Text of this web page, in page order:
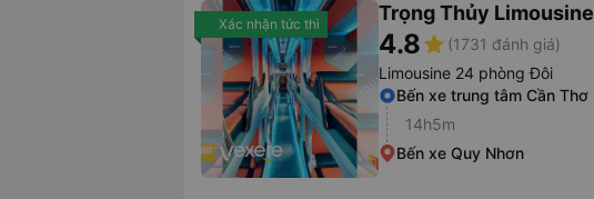
Xác nhận tức thì Trọng Thủy Limousine
4.8star (1731 đánh giá)
Limousine 24 phòng Đôi
Bến xe trung tâm Cần Thơ
14h5m
Bến xe Quy Nhơn